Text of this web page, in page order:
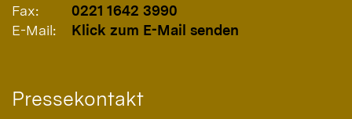
Fax:
0221 1642 3990
E-Mail:
Klick zum E-Mail senden
Pressekontakt